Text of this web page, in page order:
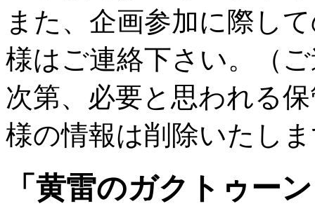
また、企画参加に際し
様はご連絡下さい。（
次第、必要と思われる
様の情報は削除いたし
「黄雷のガクトゥー